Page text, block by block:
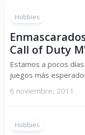
Hobbies
Call of Duty
Estamos a pocos
juegos más
6 noviembre, 2011
Hobbies